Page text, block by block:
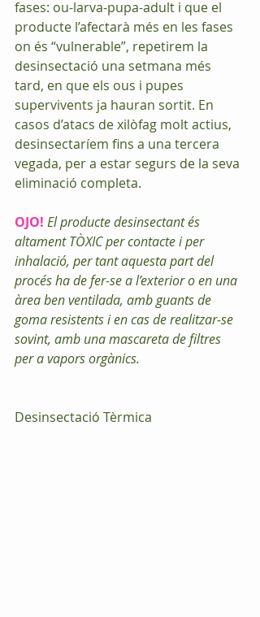
fases: ou-larva-pupa-adult i que el
producte l’afectarà més en les fases
on és “vulnerable”, repetirem la
desinsectació una setmana més
tard, en que els ous i pupes
supervivents ja hauran sortit. En
casos d’atacs de xilòfag molt actius,
desinsectaríem fins a una tercera
vegada, per a estar segurs de la seva
eliminació completa.
OJO! El producte desinsectant és
altament TÒXIC per contacte i per
inhalació, per tant aquesta part del
procés ha de fer-se a l’exterior o en una
àrea ben ventilada, amb guants de
goma resistents i en cas de realitzar-se
sovint, amb una mascareta de filtres
per a vapors orgànics.
Desinsectació Tèrmica